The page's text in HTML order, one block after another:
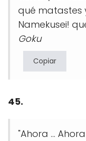
qué matastes
Namekusei!
Goku
Copiar
45.
"Ahora ...